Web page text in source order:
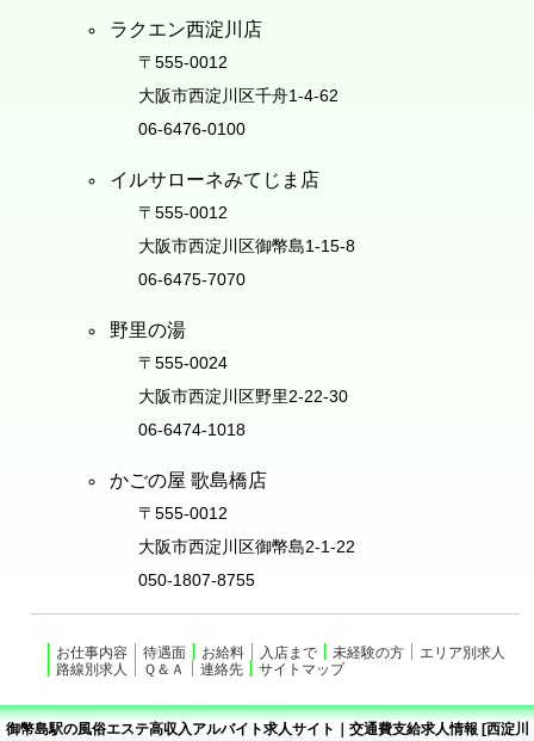
ラクエン西淀川店
〒555-0012
大阪市西淀川区千舟1-4-62
06-6476-0100
イルサローネみてじま店
〒555-0012
大阪市西淀川区御幣島1-15-8
06-6475-7070
野里の湯
〒555-0024
大阪市西淀川区野里2-22-30
06-6474-1018
かごの屋 歌島橋店
〒555-0012
大阪市西淀川区御幣島2-1-22
050-1807-8755
お仕事内容 待遇面 お給料 入店まで 未経験の方
エリア別求人
路線別求人
Ｑ＆Ａ 連絡先 サイトマップ
御幣島駅の風俗エステ高収入アルバイト求人サイト｜交通費支給求人情報 [西淀川